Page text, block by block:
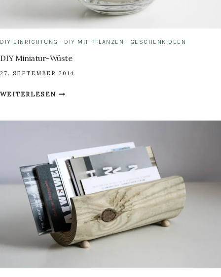
DIY EINRICHTUNG · DIY MIT PFLANZEN · GESCHENKIDEEN
DIY Miniatur-Wüste
27. SEPTEMBER 2014
WEITERLESENDIY